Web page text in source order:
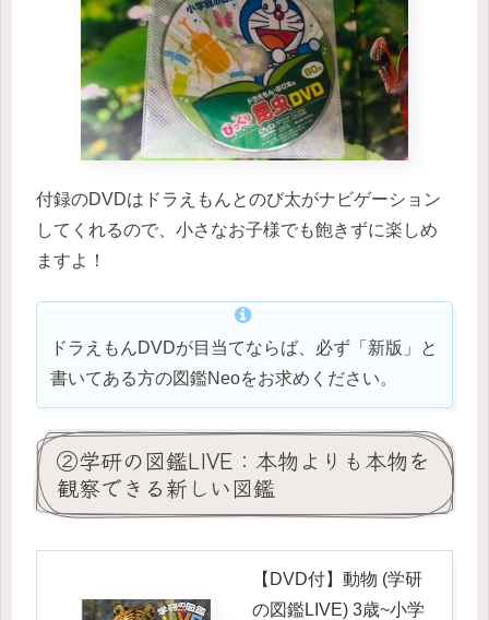
付録のDVDはドラえもんとのび太がナビゲーション
してくれるので、小さなお子様でも飽きずに楽しめ
ますよ！
ドラえもんDVDが目当てならば、必ず「新版」と
書いてある方の図鑑Neoをお求めください。
②学研の図鑑LIVE：本物よりも本物を
観察できる新しい図鑑
【DVD付】動物 (学研
の図鑑LIVE) 3歳~小学